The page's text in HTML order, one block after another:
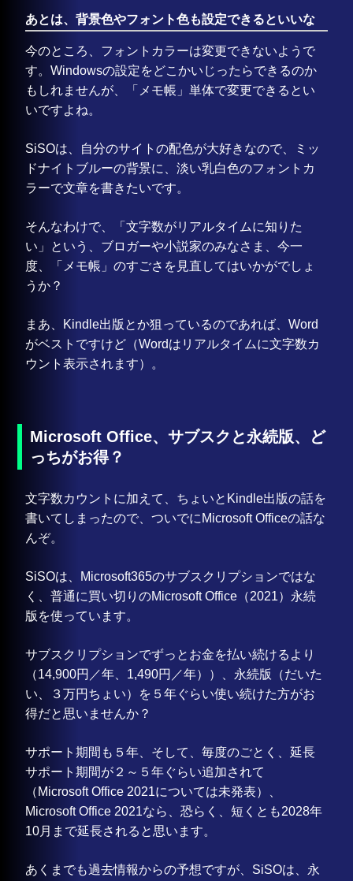
あとは、背景色やフォント色も設定できるといいな
今のところ、フォントカラーは変更できないようで
す。Windowsの設定をどこかいじったらできるのか
もしれませんが、「メモ帳」単体で変更できるとい
いですよね。
SiSOは、自分のサイトの配色が大好きなので、ミッ
ドナイトブルーの背景に、淡い乳白色のフォントカ
ラーで文章を書きたいです。
そんなわけで、「文字数がリアルタイムに知りた
い」という、ブロガーや小説家のみなさま、今一
度、「メモ帳」のすごさを見直してはいかがでしょ
うか？
まあ、Kindle出版とか狙っているのであれば、Word
がベストですけど（Wordはリアルタイムに文字数カ
ウント表示されます）。
Microsoft Office、サブスクと永続版、ど
っちがお得？
文字数カウントに加えて、ちょいとKindle出版の話を
書いてしまったので、ついでにMicrosoft Officeの話な
んぞ。
SiSOは、Microsoft365のサブスクリプションではな
く、普通に買い切りのMicrosoft Office（2021）永続
版を使っています。
サブスクリプションでずっとお金を払い続けるより
（14,900円／年、1,490円／年））、永続版（だいた
い、３万円ちょい）を５年ぐらい使い続けた方がお
得だと思いませんか？
サポート期間も５年、そして、毎度のごとく、延長
サポート期間が２～５年ぐらい追加されて
（Microsoft Office 2021については未発表）、
Microsoft Office 2021なら、恐らく、短くとも2028年
10月まで延長されると思います。
あくまでも過去情報からの予想ですが、SiSOは、永